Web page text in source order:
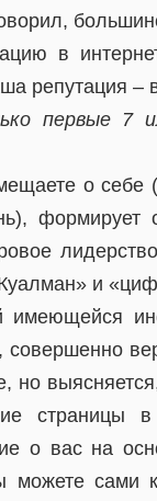
в
репутация –
первые 7
о
формирует
и
имеющейся
совершенно
но
страницы
о вас на
можете сами